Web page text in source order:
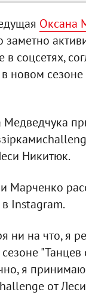
Оксана
заметно
в соцсетях,
в новом
Медведчука
Никитюк.
Марченко
Instagram.
ни на что, я
"Танцев
я
от